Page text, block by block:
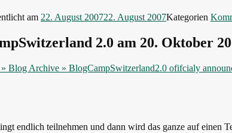
am 22. August 200722. August 2007Kategorien
2.0 am 20. Oktober
Blog Archive » BlogCampSwitzerland2.0 ofifcialy
endlich teilnehmen und dann wird das ganze auf einen